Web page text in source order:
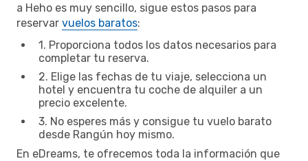
a Heho es muy sencillo, sigue estos pasos para
reservar vuelos baratos:
1. Proporciona todos los datos necesarios para
completar tu reserva.
2. Elige las fechas de tu viaje, selecciona un
hotel y encuentra tu coche de alquiler a un
precio excelente.
3. No esperes más y consigue tu vuelo barato
desde Rangún hoy mismo.
En eDreams, te ofrecemos toda la información que